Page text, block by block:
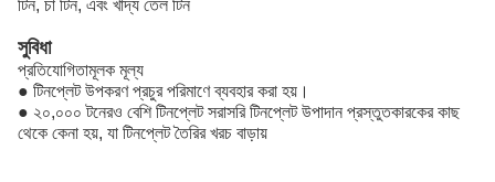
টিন, চা টিন, এবং খাদ্য তেল টিন
সুবিধা
প্রতিযোগিতামূলক মূল্য
● টিনপ্লেট উপকরণ প্রচুর পরিমাণে ব্যবহার করা হয়।
● ২০,০০০ টনেরও বেশি টিনপ্লেট সরাসরি টিনপ্লেট উপাদান প্রস্তুতকারকের কাছ
থেকে কেনা হয়, যা টিনপ্লেট তৈরির খরচ বাড়ায়